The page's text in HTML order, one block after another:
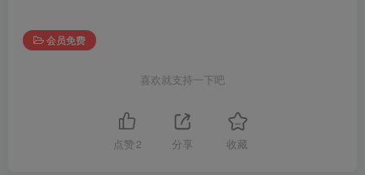
会员免费
喜欢就支持一下吧
点赞 2 分享 收藏